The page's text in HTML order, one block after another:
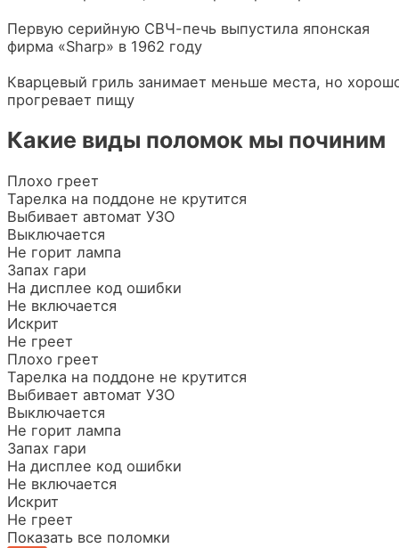
Первую серийную СВЧ-печь выпустила японская
фирма «Sharp» в 1962 году
Кварцевый гриль занимает меньше места, но
прогревает пищу
Какие виды поломок мы починим
Плохо греет
Тарелка на поддоне не крутится
Выбивает автомат УЗО
Выключается
Не горит лампа
Запах гари
На дисплее код ошибки
Не включается
Искрит
Не греет
Плохо греет
Тарелка на поддоне не крутится
Выбивает автомат УЗО
Выключается
Не горит лампа
Запах гари
На дисплее код ошибки
Не включается
Искрит
Не греет
Показать все поломки